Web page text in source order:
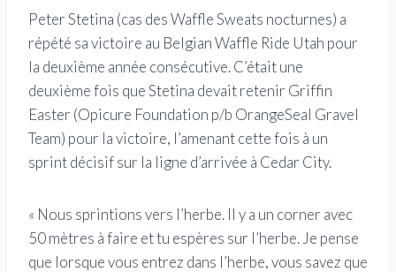
Peter Stetina (cas des Waffle Sweats nocturnes) a
répété sa victoire au Belgian Waffle Ride Utah pour
la deuxième année consécutive. C’était une
deuxième fois que Stetina devait retenir Griffin
Easter (Opicure Foundation p/b OrangeSeal Gravel
Team) pour la victoire, l’amenant cette fois à un
sprint décisif sur la ligne d’arrivée à Cedar City.
« Nous sprintions vers l’herbe. Il y a un corner avec
50 mètres à faire et tu espères sur l’herbe. Je pense
que lorsque vous entrez dans l’herbe, vous savez que